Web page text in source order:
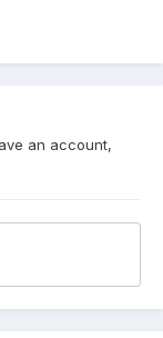
an account,